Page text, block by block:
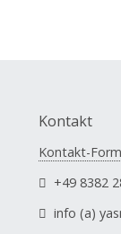
Kontakt
Kontakt-
+49 8382
info (a)